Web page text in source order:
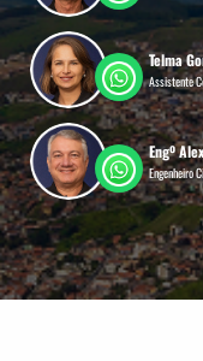
Telma
Assistente
Engº
Engenheiro